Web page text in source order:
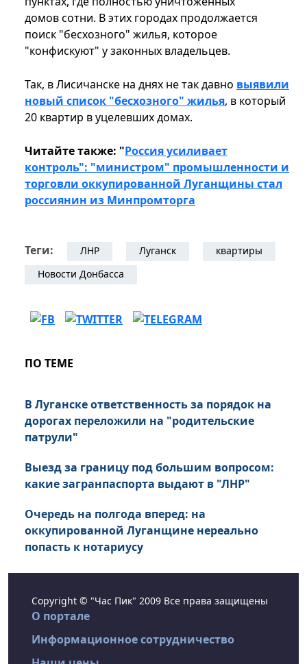
домов сотни. В этих городах продолжается
поиск "бесхозного" жилья, которое
"конфискуют" у законных владельцев.
Так, в Лисичанске на днях не так давно выявили
новый список "бесхозного" жилья, в который
20 квартир в уцелевших домах.
Читайте также: "Россия усиливает
контроль": "министром" промышленности и
торговли оккупированной Луганщины стал
россиянин из Минпромторга
Теги: ЛНР Луганск
квартиры
Новости Донбасса
ПО ТЕМЕ
В Луганске ответственность за порядок на
дорогах переложили на "родительские
патрули"
Выезд за границу под большим вопросом:
какие загранпаспорта выдают в "ЛНР"
Очередь на полгода вперед: на
оккупированной Луганщине нереально
попасть к нотариусу
Copyright © "Час Пик" 2009 Все права защищены
О портале
Информационное сотрудничество